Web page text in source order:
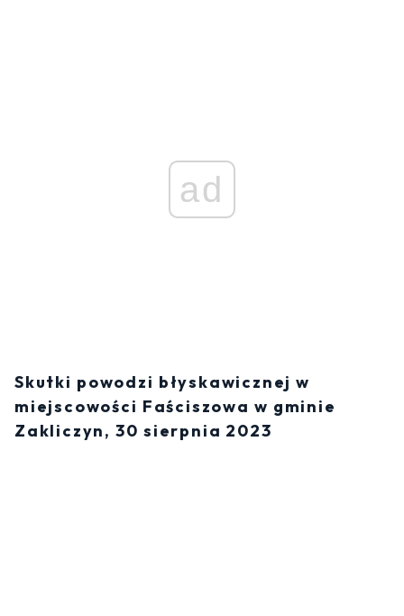
ad
Skutki powodzi błyskawicznej w
miejscowości Faściszowa w gminie
Zakliczyn, 30 sierpnia 2023